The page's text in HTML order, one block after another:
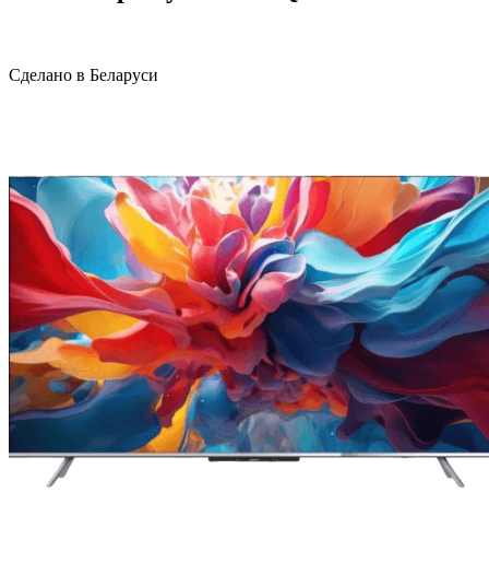
Сделано в Беларуси